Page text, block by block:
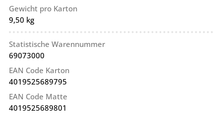
Gewicht pro Karton
9,50 kg
Statistische Warennummer
69073000
EAN Code Karton
4019525689795
EAN Code Matte
4019525689801